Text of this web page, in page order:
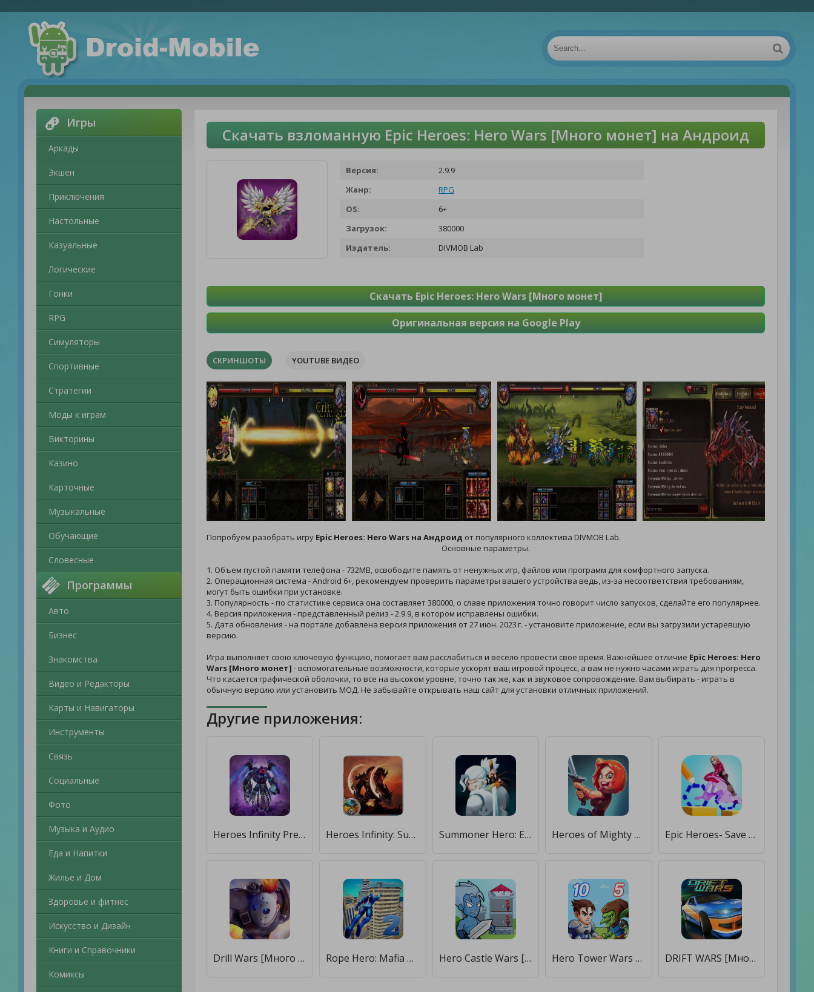
Игры
Аркады
Экшен
Приключения
Настольные
Казуальные
Логические
Гонки
RPG
Симуляторы
Спортивные
Стратегии
Моды к играм
Викторины
Казино
Карточные
Музыкальные
Обучающие
Словесные
Программы
Авто
Бизнес
Знакомства
Видео и Редакторы
Карты и Навигаторы
Инструменты
Связь
Социальные
Фото
Музыка и Аудио
Еда и Напитки
Жилье и Дом
Здоровье и фитнес
Искусство и Дизайн
Книги и Справочники
Комиксы
Скачать взломанную Epic Heroes: Hero Wars [Много монет] на Андроид
Версия:
2.9.9
Жанр:
RPG
OS:
6+
Загрузок:
380000
Издатель:
DIVMOB Lab
Скачать Epic Heroes: Hero Wars [Много монет]
Оригинальная версия на Google Play
СКРИНШОТЫ YOUTUBE ВИДЕО
Попробуем разобрать игру Epic Heroes: Hero Wars на Андроид от популярного коллектива DIVMOB Lab.
Основные параметры.
1. Объем пустой памяти телефона - 732MB, освободите память от ненужных игр, файлов или программ для комфортного запуска.
2. Операционная система - Android 6+, рекомендуем проверить параметры вашего устройства ведь, из-за несоответствия требованиям,
могут быть ошибки при установке.
3. Популярность - по статистике сервиса она составляет 380000, о славе приложения точно говорит число запусков, сделайте его популярнее.
4. Версия приложения - представленный релиз - 2.9.9, в котором исправлены ошибки.
5. Дата обновления - на портале добавлена версия приложения от 27 июн. 2023 г. - установите приложение, если вы загрузили устаревшую
версию.
Игра выполняет свою ключевую функцию, помогает вам расслабиться и весело провести свое время. Важнейшее отличие Epic Heroes: Hero
Wars [Много монет] - вспомогательные возможности, которые ускорят ваш игровой процесс, а вам не нужно часами играть для прогресса.
Что касается графической оболочки, то все на высоком уровне, точно так же, как и звуковое сопровождение. Вам выбирать - играть в
обычную версию или установить МОД. Не забывайте открывать наш сайт для установки отличных приложений.
Другие приложения:
Heroes Infinity Premium [Много монет] Heroes Infinity: Super Heroes [Много денег] Summoner Hero: Epic Battle [Много монет] Heroes of Mighty Wars [Много монет] Epic Heroes- Save Animals [Бесплатные покупки]
Drill Wars [Много монет] Rope Hero: Mafia City Wars [Много монет] Hero Castle Wars [Мод меню] Hero Tower Wars - Merge Puzzle [Много денег] DRIFT WARS [Много монет]